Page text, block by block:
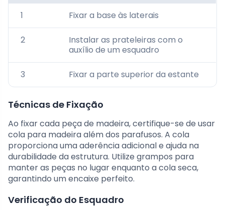
1 Fixar a base às laterais
2
Instalar as prateleiras com o
auxílio de um esquadro
3 Fixar a parte superior da estante
Técnicas de Fixação
Ao fixar cada peça de madeira, certifique-se de usar
cola para madeira além dos parafusos. A cola
proporciona uma aderência adicional e ajuda na
durabilidade da estrutura. Utilize grampos para
manter as peças no lugar enquanto a cola seca,
garantindo um encaixe perfeito.
Verificação do Esquadro